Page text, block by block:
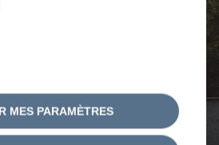
MES PARAMÈTRES